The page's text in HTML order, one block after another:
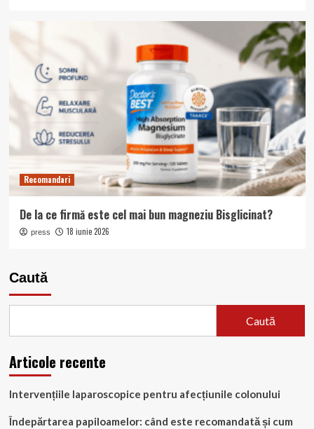
Recomandari
De la ce firmă este cel mai bun magneziu Bisglicinat?
press 18 iunie 2026
Caută
Caută
Articole recente
Intervențiile laparoscopice pentru afecțiunile colonului
Îndepărtarea papiloamelor: când este recomandată și cum